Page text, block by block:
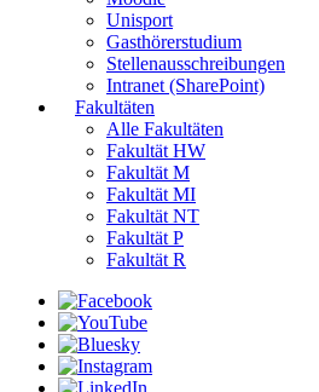
Unisport
Gasthörerstudium
Stellenausschreibungen
Intranet (SharePoint)
Fakultäten
Alle Fakultäten
Fakultät HW
Fakultät M
Fakultät MI
Fakultät NT
Fakultät P
Fakultät R